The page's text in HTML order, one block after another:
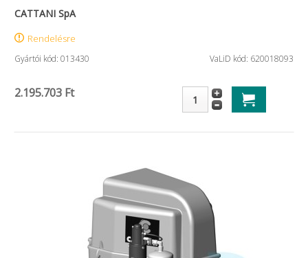
CATTANI SpA
Rendelésre
Gyártói kód: 013430 VaLiD kód: 620018093
2.195.703 Ft